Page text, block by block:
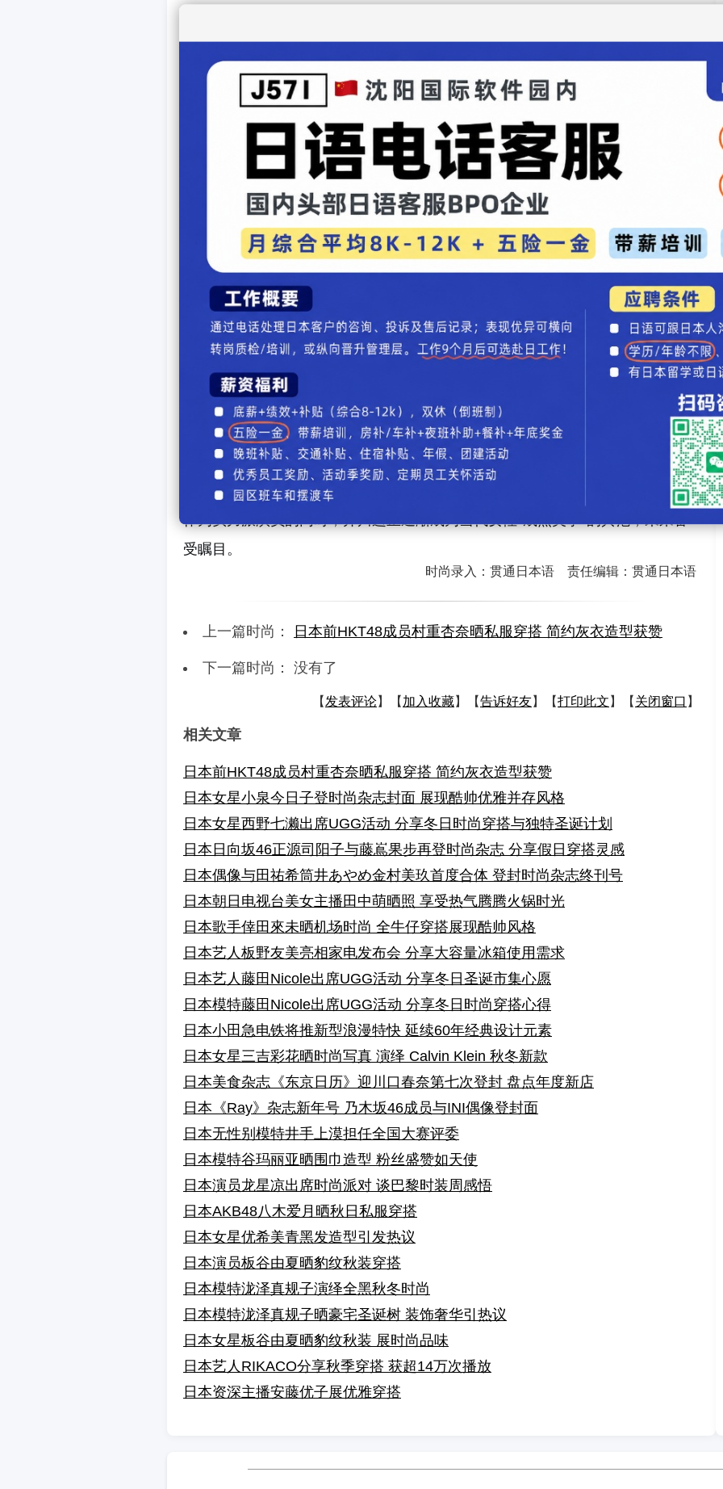
感兴趣"的壁球，展现出完全不符年龄的敏捷身手，年轻活力引发惊叹。同日
Instagram上她则换上深V黑色礼服，粉丝盛赞"太美了！""沉稳的成人风情绝
井川于2006年与年长14岁的时装设计师松本与结婚，现育有16岁长女与13岁长
子。这位49岁的妈妈以超越年龄的美貌与透明感惊艳众人，加上毫不做作的亲和
形象，观众好感度持续攀升。
业内分析指出，井川之所以备受喜爱，不仅因为美丽，更因其符合年龄的"成熟
美"。毫无刻意的扮嫩痕迹，自然维持的美貌让她不仅受男性欢迎，更被女性视
为"理想典范"。
在最新公布的"40代美丽女演员人气排行榜"中，井川紧随绫濑遥、深田恭子位列
第三，印证其超高人气。她的保养秘诀包括长期坚持水上健美操与跑步等运动习
惯，同时通过为子女做便当注重营养均衡，偏好豆制品、白身鱼和鸡肉补充蛋白
质，不足处则以营养品补充。心理层面则因"育儿目标即将达成"而愈发从容，这
份轻松或许正成就了她举重若轻的优雅风韵。
受瞩目。
时尚录入：贯通日本语 责任编辑：贯通日本语
上一篇时尚： 日本前HKT48成员村重杏奈晒私服穿搭 简约灰衣造型获赞
下一篇时尚： 没有了
【 发表评论】【 加入收藏】【告诉好友】【打印此文 】【 关闭窗口 】
相关文章
日本前HKT48成员村重杏奈晒私服穿搭 简约灰衣造型获赞
日本女星小泉今日子登时尚杂志封面 展现酷帅优雅并存风格
日本女星西野七濑出席UGG活动 分享冬日时尚穿搭与独特圣诞计划
日本日向坂46正源司阳子与藤嶌果步再登时尚杂志 分享假日穿搭灵感
日本偶像与田祐希筒井あやめ金村美玖首度合体 登封时尚杂志终刊号
日本朝日电视台美女主播田中萌晒照 享受热气腾腾火锅时光
日本歌手倖田來未晒机场时尚 全牛仔穿搭展现酷帅风格
日本艺人板野友美亮相家电发布会 分享大容量冰箱使用需求
日本艺人藤田Nicole出席UGG活动 分享冬日圣诞市集心愿
日本模特藤田Nicole出席UGG活动 分享冬日时尚穿搭心得
日本小田急电铁将推新型浪漫特快 延续60年经典设计元素
日本女星三吉彩花晒时尚写真 演绎 Calvin Klein 秋冬新款
日本美食杂志《东京日历》迎川口春奈第七次登封 盘点年度新店
日本《Ray》杂志新年号 乃木坂46成员与INI偶像登封面
日本无性别模特井手上漠担任全国大赛评委
日本模特谷玛丽亚晒围巾造型 粉丝盛赞如天使
日本演员龙星凉出席时尚派对 谈巴黎时装周感悟
日本AKB48八木爱月晒秋日私服穿搭
日本女星优希美青黑发造型引发热议
日本演员板谷由夏晒豹纹秋装穿搭
日本模特泷泽真规子演绎全黑秋冬时尚
日本模特泷泽真规子晒豪宅圣诞树 装饰奢华引热议
日本女星板谷由夏晒豹纹秋装 展时尚品味
日本艺人RIKACO分享秋季穿搭 获超14万次播放
日本资深主播安藤优子展优雅穿搭